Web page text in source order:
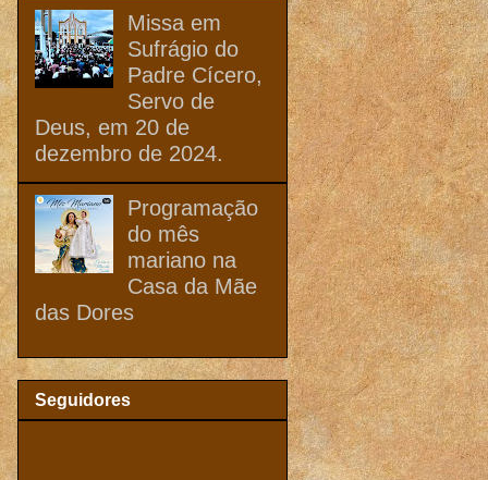
Missa em
Sufrágio do
Padre Cícero,
Servo de
Deus, em 20 de
dezembro de 2024.
Programação
do mês
mariano na
Casa da Mãe
das Dores
Seguidores